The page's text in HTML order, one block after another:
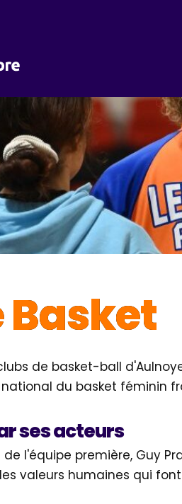
Basket
de basket-ball
national du basket féminin
ses acteurs
de l'équipe première, Guy
valeurs humaines qui